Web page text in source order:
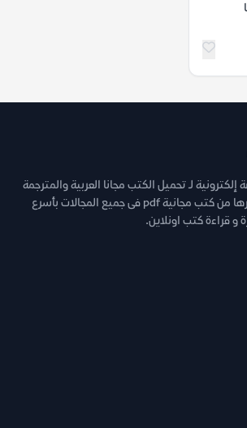
لـ تحميل الكتب مجانا العربية والمترجمة
والروايات والقصص وغيرها من كتب مجانية pdf فى جميع المجالات بأسرع
و قراءة كتب اونلاين.